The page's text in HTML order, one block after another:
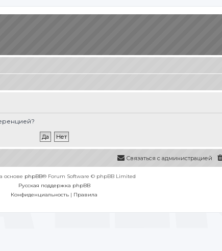
Связаться с администрацией
основе phpBB® Forum Software © phpBB Limited
Русская поддержка phpBB
Конфиденциальность | Правила